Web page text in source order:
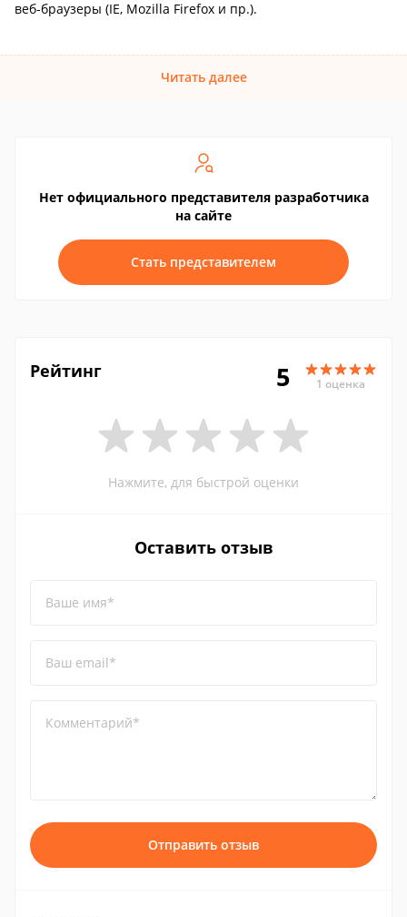
веб-браузеры (IE, Mozilla Firefox и пр.).
Читать далее
Нет официального представителя разработчика
на сайте
Стать представителем
Рейтинг 5 1 оценка
Нажмите, для быстрой оценки
Оставить отзыв
Ваше имя*
Ваш email*
Комментарий*
Отправить отзыв